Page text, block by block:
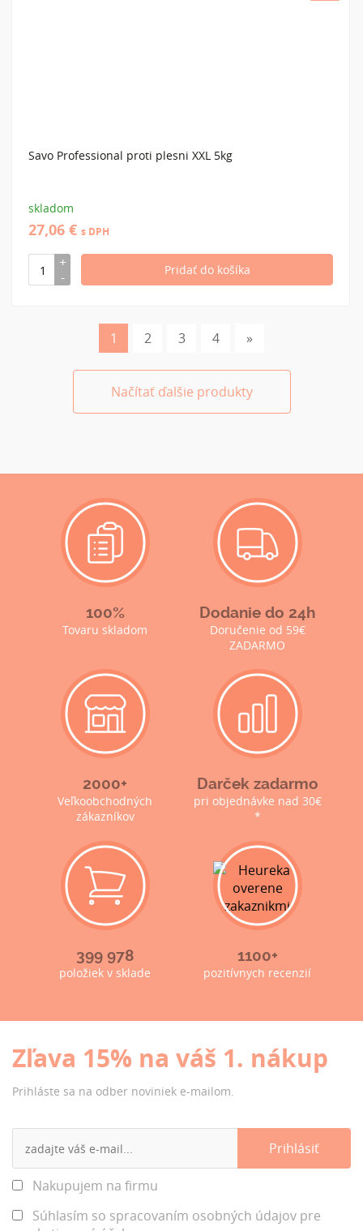
Savo Professional proti plesni XXL 5kg
skladom
27,06 € s DPH
1 2 3 4 »
Načítať ďalšie produkty
100%
Tovaru skladom
Dodanie do 24h
Doručenie od 59€
ZADARMO
2000+
Veľkoobchodných
zákazníkov
Darček zadarmo
pri objednávke nad 30€
*
399 978
položiek v sklade
1100+
pozitívnych recenzií
Zľava 15% na váš 1. nákup
Prihláste sa na odber noviniek e-mailom.
Nakupujem na firmu
Súhlasím so spracovaním osobných údajov pre